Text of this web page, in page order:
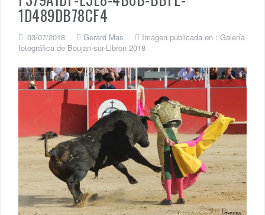
1D489DB78CF4
03/07/2018 Gerard Mas Imagen publicada en : Galería
fotográfica de Boujan-sur-Libron 2018